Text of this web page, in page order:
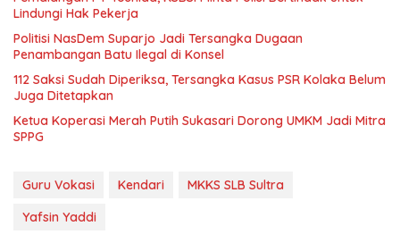
Lindungi Hak Pekerja
Politisi NasDem Suparjo Jadi Tersangka Dugaan
Penambangan Batu Ilegal di Konsel
112 Saksi Sudah Diperiksa, Tersangka Kasus PSR Kolaka Belum
Juga Ditetapkan
Ketua Koperasi Merah Putih Sukasari Dorong UMKM Jadi Mitra
SPPG
Guru Vokasi Kendari
MKKS SLB Sultra
Yafsin Yaddi